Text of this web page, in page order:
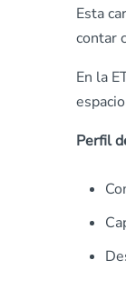
Esta
contar
En la
Perfil